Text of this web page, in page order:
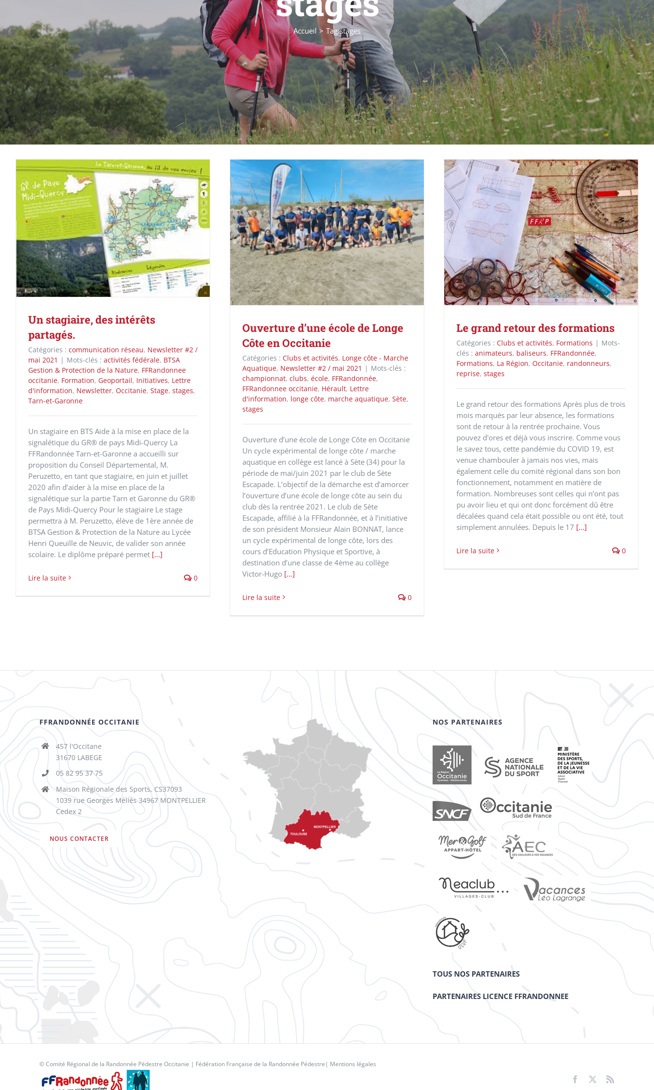
Accueil Tag:stages
Un stagiaire, des intérêts
partagés.
Catégories : communication réseau, Newsletter #2 /
mai 2021 | Mots-clés : activités fédérale, BTSA
Gestion & Protection de la Nature, FFRandonnee
occitanie, Formation, Geoportail, Initiatives, Lettre
d'information, Newsletter, Occitanie, Stage, stages,
Tarn-et-Garonne
Un stagiaire en BTS Aide à la mise en place de la
signalétique du GR® de pays Midi-Quercy La
FFRandonnée Tarn-et-Garonne a accueilli sur
proposition du Conseil Départemental, M.
Peruzetto, en tant que stagiaire, en juin et juillet
2020 afin d’aider à la mise en place de la
signalétique sur la partie Tarn et Garonne du GR®
de Pays Midi-Quercy Pour le stagiaire Le stage
permettra à M. Peruzetto, élève de 1ère année de
BTSA Gestion & Protection de la Nature au Lycée
Henri Queuille de Neuvic, de valider son année
scolaire. Le diplôme préparé permet [...]
Lire la suite 0
Ouverture d’une école de Longe
Côte en Occitanie
Catégories : Clubs et activités, Longe côte - Marche
Aquatique, Newsletter #2 / mai 2021 | Mots-clés :
championnat, clubs, école, FFRandonnée,
FFRandonnee occitanie, Hérault, Lettre
d'information, longe côte, marche aquatique, Sète,
stages
Ouverture d’une école de Longe Côte en Occitanie
Un cycle expérimental de longe côte / marche
aquatique en collège est lancé à Sète (34) pour la
période de mai/juin 2021 par le club de Sète
Escapade. L’objectif de la démarche est d’amorcer
l’ouverture d’une école de longe côte au sein du
club dès la rentrée 2021. Le club de Sète
Escapade, affilié à la FFRandonnée, et à l’initiative
de son président Monsieur Alain BONNAT, lance
un cycle expérimental de longe côte, lors des
cours d’Education Physique et Sportive, à
destination d’une classe de 4ème au collège
Victor-Hugo [...]
Lire la suite 0
Le grand retour des formations
Catégories : Clubs et activités, Formations | Mots-
clés : animateurs, baliseurs, FFRandonnée,
Formations, La Région, Occitanie, randonneurs,
reprise, stages
Le grand retour des formations Après plus de trois
mois marqués par leur absence, les formations
sont de retour à la rentrée prochaine. Vous
pouvez d'ores et déjà vous inscrire. Comme vous
le savez tous, cette pandémie du COVID 19, est
venue chambouler à jamais nos vies, mais
également celle du comité régional dans son bon
fonctionnement, notamment en matière de
formation. Nombreuses sont celles qui n’ont pas
pu avoir lieu et qui ont donc forcément dû être
décalées quand cela était possible ou ont été, tout
simplement annulées. Depuis le 17 [...]
Lire la suite 0
FFRANDONNÉE OCCITANIE
457 l'Occitane
31670 LABEGE
05 82 95 37 75
Maison Régionale des Sports, CS37093
1039 rue Georges Méliès 34967 MONTPELLIER
Cedex 2
NOUS CONTACTER
NOS PARTENAIRES
TOUS NOS PARTENAIRES
PARTENAIRES LICENCE FFRANDONNEE
© Comité Régional de la Randonnée Pédestre Occitanie | Fédération Française de la Randonnée Pédestre | Mentions légales
Facebook